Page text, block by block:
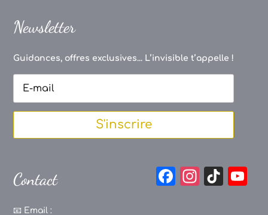
Newsletter
Guidances, offres exclusives... L’invisible t’appelle !
S'inscrire
Contact
📧 Email :
F
In Ti